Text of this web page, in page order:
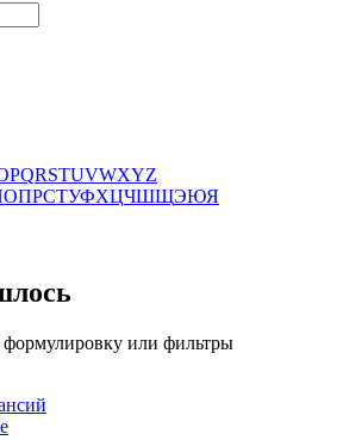
PQRSTUVWXYZ
ОПРСТУФХЦЧШЩЭЮЯ
или фильтры